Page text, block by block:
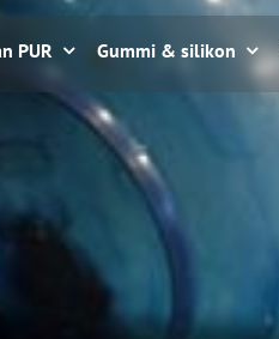
PUR Gummi & silikon